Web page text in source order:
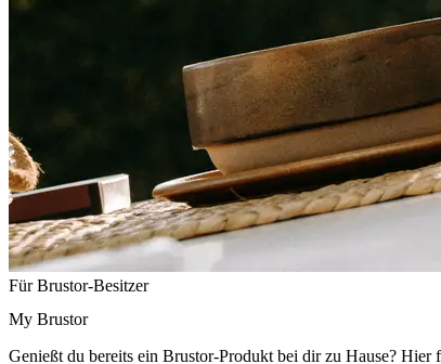
Für Brustor-Besitzer
My Brustor
Genießt du bereits ein Brustor-Produkt bei dir zu Hause?